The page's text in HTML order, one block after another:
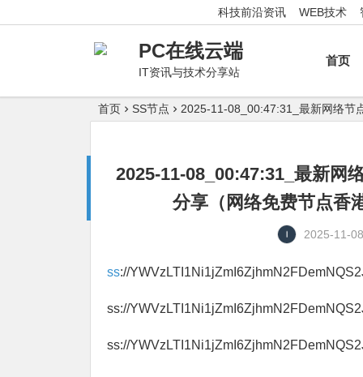
科技前沿资讯 WEB技术
PC在线云端
IT资讯与技术分享站
首页
首页 SS节点 2025-11-08_00:47:31_最新网络
2025-11-08_00:47:31_最新
分享（网络免费节点香
2025-11-
ss://
ss://
ss://